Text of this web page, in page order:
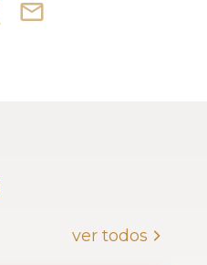
ver todos